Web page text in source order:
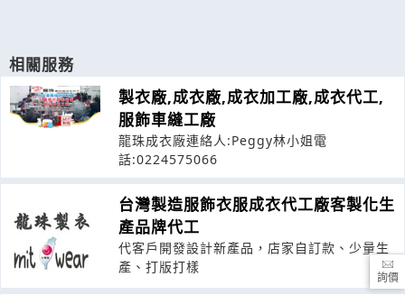
相關服務
製衣廠,成衣廠,成衣加工廠,成衣代工,
服飾車縫工廠
龍珠成衣廠連絡人:Peggy林小姐電
話:0224575066
台灣製造服飾衣服成衣代工廠客製化生
產品牌代工
代客戶開發設計新產品，店家自訂款、少量生
產、打版打樣
詢價